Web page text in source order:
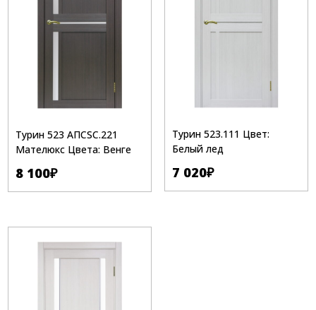
Турин 523 АПСSC.221
Мателюкс Цвета: Венге
8 100₽
Турин 523.111 Цвет:
Белый лед
7 020₽